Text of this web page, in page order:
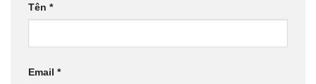
Tên *
Email *